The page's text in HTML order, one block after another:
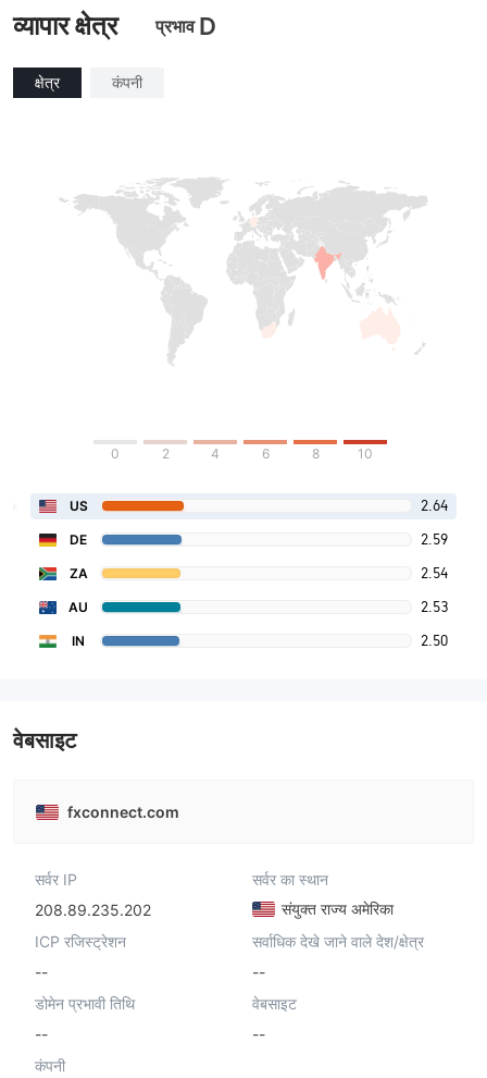
व्यापार क्षेत्र प्रभाव D
क्षेत्र कंपनी
0 2 4 6 8 10
US 2.64
DE 2.59
ZA 2.54
AU 2.53
IN 2.50
वेबसाइट
fxconnect.com
सर्वर IP
208.89.235.202
सर्वर का स्थान
संयुक्त राज्य अमेरिका
ICP रजिस्ट्रेशन
--
सर्वाधिक देखे जाने वाले देश/क्षेत्र
--
डोमेन प्रभावी तिथि
--
वेबसाइट
--
कंपनी